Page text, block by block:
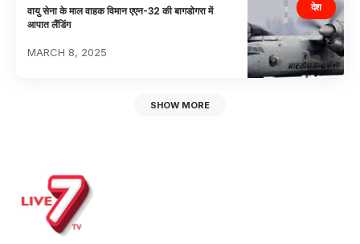
देश
वायु सेना के माल वाहक विमान एएन-32 की बागडोगरा में
आपात लैंडिंग
MARCH 8, 2025
SHOW MORE